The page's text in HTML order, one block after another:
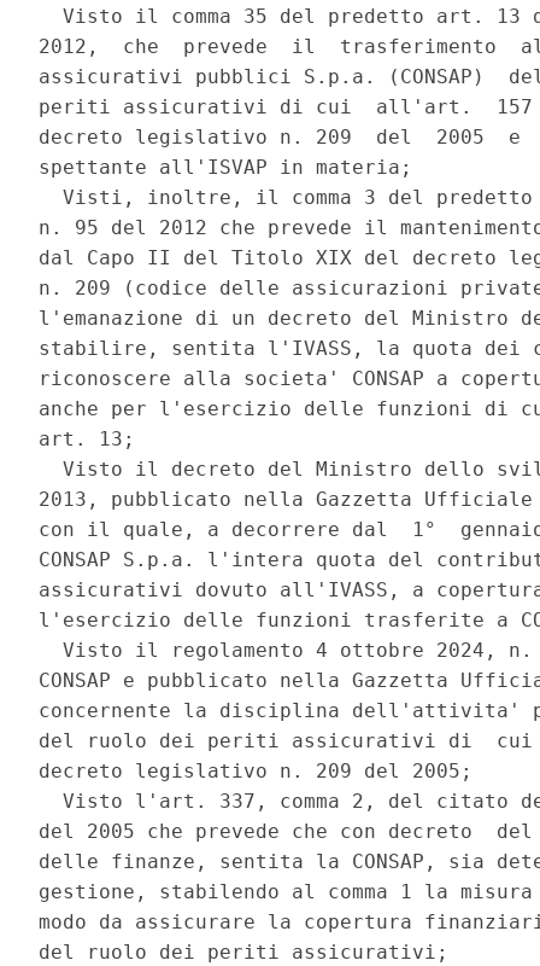
Visto il comma 35 del predetto art. 13
2012,  che  prevede  il  trasferimento
assicurativi pubblici S.p.a. (CONSAP)
periti assicurativi di cui  all'art.  157
decreto legislativo n. 209  del  2005  e
spettante all'ISVAP in materia;
Visti, inoltre, il comma 3 del
n. 95 del 2012 che prevede il
dal Capo II del Titolo XIX del decreto
n. 209 (codice delle assicurazioni
l'emanazione di un decreto del Ministro
stabilire, sentita l'IVASS, la quota dei
riconoscere alla societa' CONSAP a
anche per l'esercizio delle funzioni di
art. 13;
Visto il decreto del Ministro dello
2013, pubblicato nella Gazzetta
con il quale, a decorrere dal  1°
CONSAP S.p.a. l'intera quota del
assicurativi dovuto all'IVASS, a
l'esercizio delle funzioni trasferite a
Visto il regolamento 4 ottobre 2024,
CONSAP e pubblicato nella Gazzetta
concernente la disciplina dell'attivita'
del ruolo dei periti assicurativi di
decreto legislativo n. 209 del 2005;
Visto l'art. 337, comma 2, del citato
del 2005 che prevede che con decreto
delle finanze, sentita la CONSAP, sia
gestione, stabilendo al comma 1 la
modo da assicurare la copertura
del ruolo dei periti assicurativi;